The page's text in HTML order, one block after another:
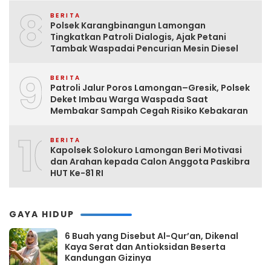
8 BERITA
Polsek Karangbinangun Lamongan
Tingkatkan Patroli Dialogis, Ajak Petani
Tambak Waspadai Pencurian Mesin Diesel
9 BERITA
Patroli Jalur Poros Lamongan–Gresik, Polsek
Deket Imbau Warga Waspada Saat
Membakar Sampah Cegah Risiko Kebakaran
10BERITA
Kapolsek Solokuro Lamongan Beri Motivasi
dan Arahan kepada Calon Anggota Paskibra
HUT Ke-81 RI
GAYA HIDUP
6 Buah yang Disebut Al-Qur’an, Dikenal
Kaya Serat dan Antioksidan Beserta
Kandungan Gizinya